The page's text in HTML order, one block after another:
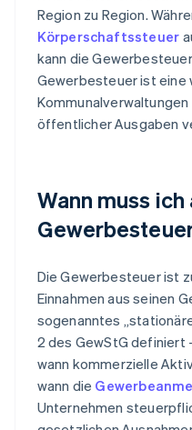
Region zu Region.
Körperschaftssteuer
kann die
Gewerbesteuer ist eine
öffentlicher Ausgaben
Wann muss
Die Gewerbesteuer ist
Einnahmen aus seinen
sogenanntes
2 des GewStG definiert
wann kommerzielle
wann die
Unternehmen